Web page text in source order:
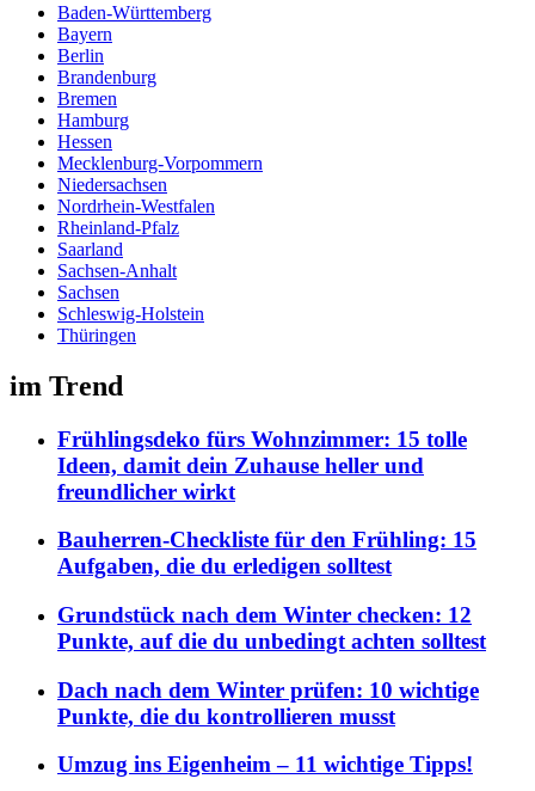
Baden-Württemberg
Bayern
Berlin
Brandenburg
Bremen
Hamburg
Hessen
Mecklenburg-Vorpommern
Niedersachsen
Nordrhein-Westfalen
Rheinland-Pfalz
Saarland
Sachsen-Anhalt
Sachsen
Schleswig-Holstein
Thüringen
im Trend
Frühlingsdeko fürs Wohnzimmer: 15 tolle
Ideen, damit dein Zuhause heller und
freundlicher wirkt
Bauherren-Checkliste für den Frühling: 15
Aufgaben, die du erledigen solltest
Grundstück nach dem Winter checken: 12
Punkte, auf die du unbedingt achten solltest
Dach nach dem Winter prüfen: 10 wichtige
Punkte, die du kontrollieren musst
Umzug ins Eigenheim – 11 wichtige Tipps!